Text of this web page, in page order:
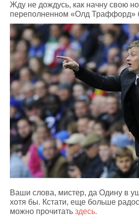
Жду не дождусь, как начну свою
переполненном «Олд Траффорд»
Ваши слова, мистер, да Одину в
хотя бы. Кстати, еще больше
можно прочитать здесь.